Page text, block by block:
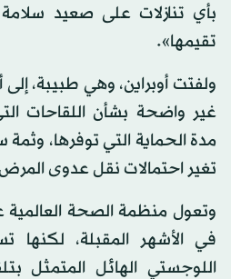
بأي تنازلات على صعيد سلامة
تقيمها».
ولفتت أوبراين، وهي طبيبة، إلى
غير واضحة بشأن اللقاحات
مدة الحماية التي توفرها،
تغير احتمالات نقل عدوى
وتعول منظمة الصحة العالمية
في الأشهر المقبلة، لكنها
اللوجستي الهائل المتمثل